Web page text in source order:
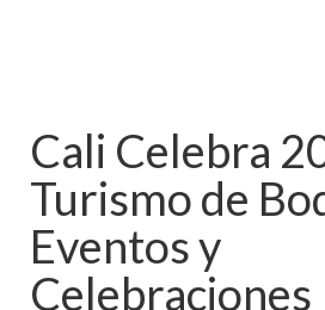
Cali Celebra
Turismo de
Eventos y
Celebraciones